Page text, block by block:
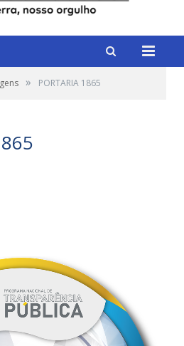
» PORTARIA 1865